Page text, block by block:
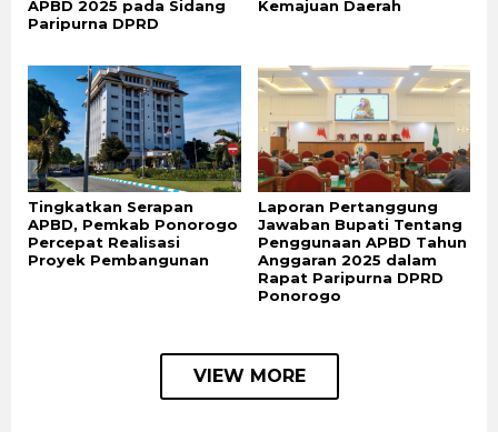
APBD 2025 pada Sidang
Paripurna DPRD
Kemajuan Daerah
Tingkatkan Serapan
APBD, Pemkab Ponorogo
Percepat Realisasi
Proyek Pembangunan
Laporan Pertanggung
Jawaban Bupati Tentang
Penggunaan APBD Tahun
Anggaran 2025 dalam
Rapat Paripurna DPRD
Ponorogo
VIEW MORE